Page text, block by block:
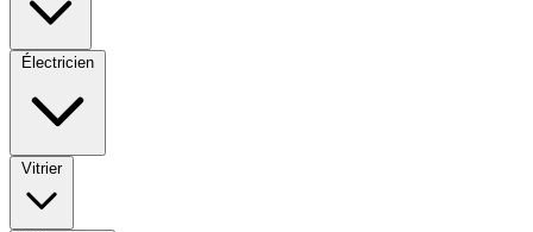
Électricien
Vitrier